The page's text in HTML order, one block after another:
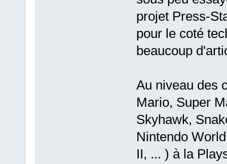
projet Press-
pour le coté
beaucoup
Au niveau des
Mario, Super
Skyhawk,
Nintendo
II, ... ) à la